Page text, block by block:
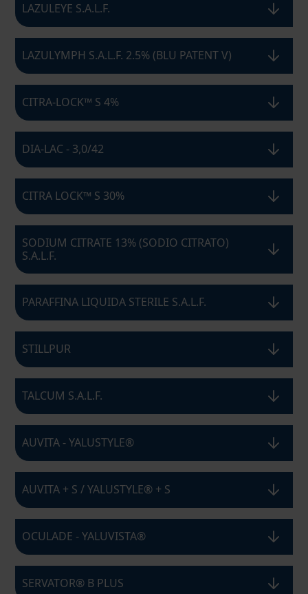
LAZULEYE S.A.L.F.
LAZULYMPH S.A.L.F. 2.5% (BLU PATENT V)
CITRA-LOCK™ S 4%
DIA-LAC - 3,0/42
CITRA LOCK™ S 30%
SODIUM CITRATE 13% (SODIO CITRATO)
S.A.L.F.
PARAFFINA LIQUIDA STERILE S.A.L.F.
STILLPUR
TALCUM S.A.L.F.
AUVITA - YALUSTYLE®
AUVITA + S / YALUSTYLE® + S
OCULADE - YALUVISTA®
SERVATOR® B PLUS